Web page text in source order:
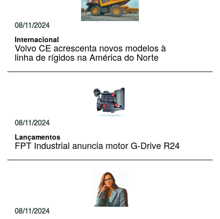
08/11/2024
Internacional
Volvo CE acrescenta novos modelos à
linha de rígidos na América do Norte
08/11/2024
Lançamentos
FPT Industrial anuncia motor G-Drive R24
08/11/2024